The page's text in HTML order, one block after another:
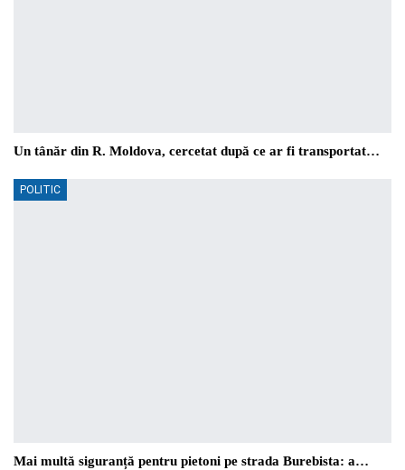
Un tânăr din R. Moldova, cercetat după ce ar fi transportat…
POLITIC
Mai multă siguranță pentru pietoni pe strada Burebista: a…